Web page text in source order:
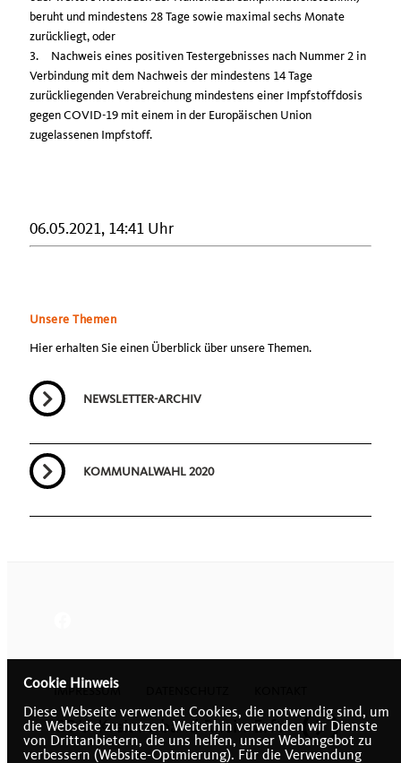
beruht und mindestens 28 Tage sowie maximal sechs Monate
zurückliegt, oder
3.
Nachweis eines positiven Testergebnisses nach Nummer 2 in
Verbindung mit dem Nachweis der mindestens 14 Tage
zurückliegenden Verabreichung mindestens einer Impfstoffdosis
gegen COVID-19 mit einem in der Europäischen Union
zugelassenen Impfstoff.
06.05.2021, 14:41 Uhr
Unsere Themen
Hier erhalten Sie einen Überblick über unsere Themen.
NEWSLETTER-ARCHIV
KOMMUNALWAHL 2020
IMPRESSUM
CDU-Kreisverband Rhein-Erft
Cookie Hinweis
Diese Webseite verwendet Cookies, die notwendig sind, um
die Webseite zu nutzen. Weiterhin verwenden wir Dienste
von Drittanbietern, die uns helfen, unser Webangebot zu
verbessern (Website-Optmierung). Für die Verwendung